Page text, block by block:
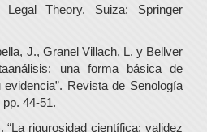
Theory. Suiza: Springer
J., Granel Villach, L. y Bellver
una forma básica de
Revista de Senología
44-51.
“La rigurosidad científica: validez